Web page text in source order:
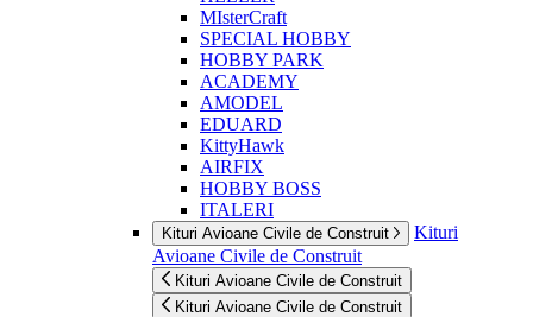
MIsterCraft
SPECIAL HOBBY
HOBBY PARK
ACADEMY
AMODEL
EDUARD
KittyHawk
AIRFIX
HOBBY BOSS
ITALERI
Kituri Avioane Civile de Construit
Kituri
Avioane Civile de Construit
Kituri Avioane Civile de Construit
Kituri Avioane Civile de Construit